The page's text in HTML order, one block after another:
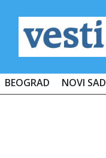
BEOGRAD NOVI SAD